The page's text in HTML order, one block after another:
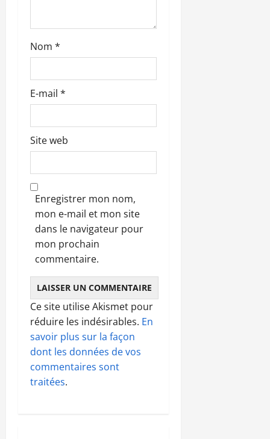
i
c
l
e
Nom *
E-mail *
Site web
Enregistrer mon nom,
mon e-mail et mon site
dans le navigateur pour
mon prochain
commentaire.
Ce site utilise Akismet pour
réduire les indésirables. En
savoir plus sur la façon
dont les données de vos
commentaires sont
traitées.